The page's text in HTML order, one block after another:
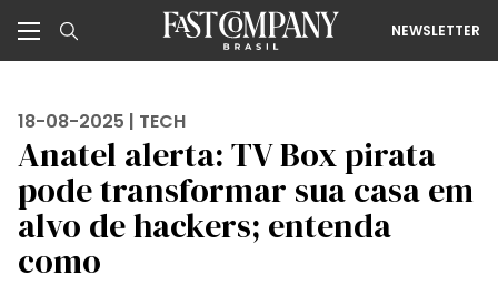
NEWSLETTER
18-08-2025 | TECH
Anatel alerta: TV Box pirata
pode transformar sua casa em
alvo de hackers; entenda
como